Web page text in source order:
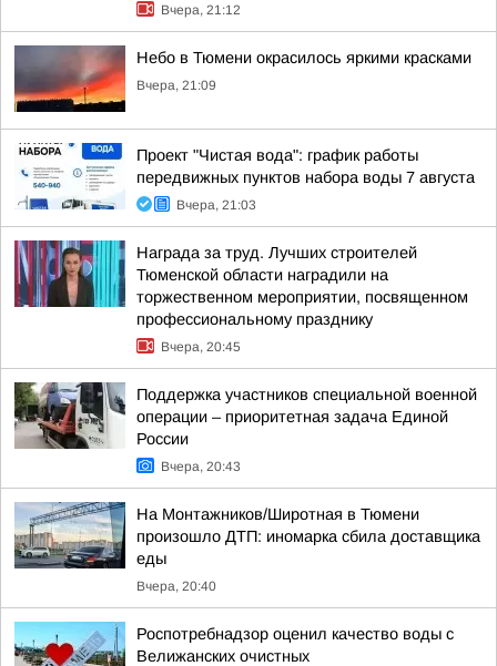
Вчера, 21:12
Небо в Тюмени окрасилось яркими красками
Вчера, 21:09
Проект "Чистая вода": график работы
передвижных пунктов набора воды 7 августа
Вчера, 21:03
Награда за труд. Лучших строителей
Тюменской области наградили на
торжественном мероприятии, посвященном
профессиональному празднику
Вчера, 20:45
Поддержка участников специальной военной
операции – приоритетная задача Единой
России
Вчера, 20:43
На Монтажников/Широтная в Тюмени
произошло ДТП: иномарка сбила доставщика
еды
Вчера, 20:40
Роспотребнадзор оценил качество воды с
Велижанских очистных